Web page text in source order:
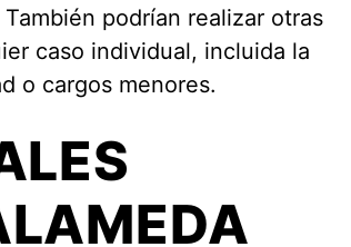
podrían realizar otras
caso individual, incluida la
o cargos menores.